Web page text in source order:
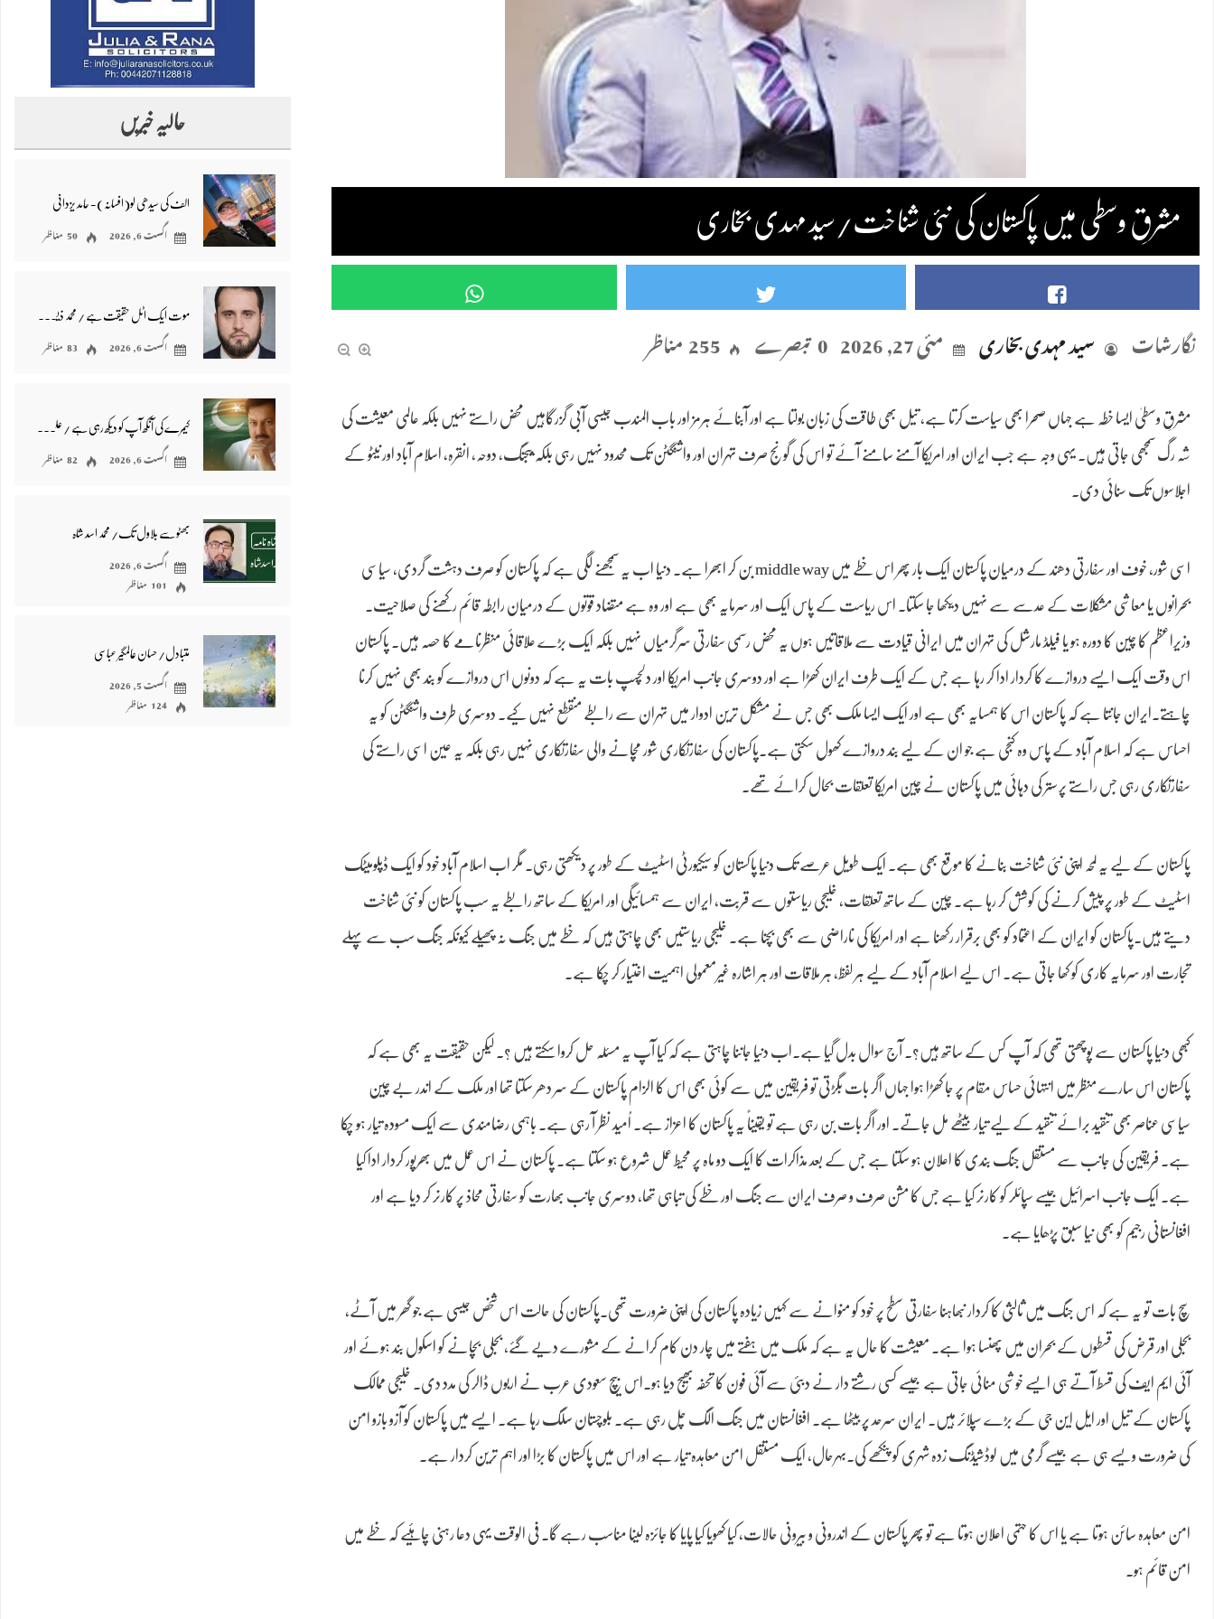
مشرقِ وسطی میں پاکستان کی نئی شناخت/سید مہدی بخاری
نگارشات سید مہدی بخاری مئی 27, 2026 0 تبصرے 255 مناظر
مشرقِ وسطیٰ ایسا خطہ ہے جہاں صحرا بھی سیاست کرتا ہے، تیل بھی طاقت کی زبان بولتا ہے اور آبنائے ہرمز اور باب المندب جیسی آبی گزرگاہیں محض راستے نہیں بلکہ عالمی معیشت کی
شہ رگ سمجھی جاتی ہیں۔ یہی وجہ ہے جب ایران اور امریکا آمنے سامنے آئے تو اس کی گونج صرف تہران اور واشنگٹن تک محدود نہیں رہی بلکہ بیجنگ، دوحہ، انقرہ، اسلام آباد اور نیٹو کے
اجلاسوں تک سنائی دی۔
اسی شور، خوف اور سفارتی دھند کے درمیان پاکستان ایک بار پھر اس خطے میں middle way بن کر ابھرا ہے۔ دنیا اب یہ سمجھنے لگی ہے کہ پاکستان کو صرف دہشت گردی، سیاسی
بحرانوں یا معاشی مشکلات کے عدسے سے نہیں دیکھا جا سکتا۔ اس ریاست کے پاس ایک اور سرمایہ بھی ہے اور وہ ہے متضاد قوتوں کے درمیان رابطہ قائم رکھنے کی صلاحیت۔
وزیراعظم کا چین کا دورہ ہو یا فیلڈ مارشل کی تہران میں ایرانی قیادت سے ملاقاتیں ہوں یہ محض رسمی سفارتی سرگرمیاں نہیں بلکہ ایک بڑے علاقائی منظرنامے کا حصہ ہیں۔ پاکستان
اس وقت ایک ایسے دروازے کا کردار ادا کر رہا ہے جس کے ایک طرف ایران کھڑا ہے اور دوسری جانب امریکا اور دلچسپ بات یہ ہے کہ دونوں اس دروازے کو بند بھی نہیں کرنا
چاہتے۔ایران جانتا ہے کہ پاکستان اس کا ہمسایہ بھی ہے اور ایک ایسا ملک بھی جس نے مشکل ترین ادوار میں تہران سے رابطے منقطع نہیں کیے۔ دوسری طرف واشنگٹن کو یہ
احساس ہے کہ اسلام آباد کے پاس وہ کنجی ہے جو ان کے لیے بند دروازے کھول سکتی ہے۔پاکستان کی سفارتکاری شور مچانے والی سفارتکاری نہیں رہی بلکہ یہ عین اسی راستے کی
سفارتکاری رہی جس راستے پر ستر کی دہائی میں پاکستان نے چین امریکا تعلقات بحال کرائے تھے۔
پاکستان کے لیے یہ لمحہ اپنی نئی شناخت بنانے کا موقع بھی ہے۔ ایک طویل عرصے تک دنیا پاکستان کو سیکیورٹی اسٹیٹ کے طور پر دیکھتی رہی۔ مگر اب اسلام آباد خود کو ایک ڈپلومیٹک
اسٹیٹ کے طور پر پیش کرنے کی کوشش کر رہا ہے۔ چین کے ساتھ تعلقات، خلیجی ریاستوں سے قربت، ایران سے ہمسائیگی اور امریکا کے ساتھ رابطے یہ سب پاکستان کو نئی شناخت
دیتے ہیں۔پاکستان کو ایران کے اعتماد کو بھی برقرار رکھنا ہے اور امریکا کی ناراضی سے بھی بچنا ہے۔ خلیجی ریاستیں بھی چاہتی ہیں کہ خطے میں جنگ نہ پھیلے کیونکہ جنگ سب سے پہلے
تجارت اور سرمایہ کاری کو کھا جاتی ہے۔ اس لیے اسلام آباد کے لیے ہر لفظ، ہر ملاقات اور ہر اشارہ غیرمعمولی اہمیت اختیار کر چکا ہے۔
کبھی دنیا پاکستان سے پوچھتی تھی کہ آپ کس کے ساتھ ہیں؟۔ آج سوال بدل گیا ہے۔اب دنیا جاننا چاہتی ہے کہ کیا آپ یہ مسئلہ حل کروا سکتے ہیں ؟۔ لیکن حقیقت یہ بھی ہے کہ
پاکستان اس سارے منظر میں انتہائی حساس مقام پر جا کھڑا ہوا جہاں اگر بات بگڑتی تو فریقین میں سے کوئی بھی اس کا الزام پاکستان کے سر دھر سکتا تھا اور ملک کے اندر بے چین
سیاسی عناصر بھی تنقید برائے تنقید کے لیے تیار بیٹھے مل جاتے۔ اور اگر بات بن رہی ہے تو یقیناً یہ پاکستان کا اعزاز ہے۔ اُمید نظر آ رہی ہے۔ باہمی رضامندی سے ایک مسودہ تیار ہو چکا
ہے۔ فریقین کی جانب سے مستقل جنگ بندی کا اعلان ہو سکتا ہے جس کے بعد مذاکرات کا ایک دو ماہ پر محیط عمل شروع ہو سکتا ہے۔ پاکستان نے اس عمل میں بھرپور کردار ادا کیا
ہے۔ ایک جانب اسرائیل جیسے سپائلر کو کارنر کیا ہے جس کا مشن صرف و صرف ایران سے جنگ اور خطے کی تباہی تھا، دوسری جانب بھارت کو سفارتی محاذ پر کارنر کر دیا ہے اور
افغانستانی رجیم کو بھی نیا سبق پڑھایا ہے۔
سچ بات تو یہ ہے کہ اس جنگ میں ثالثی کا کردار نبھاہنا سفارتی سطح پر خود کو منوانے سے کہیں زیادہ پاکستان کی اپنی ضرورت تھی۔پاکستان کی حالت اس شخص جیسی ہے جو گھر میں آٹے،
بجلی اور قرض کی قسطوں کے بحران میں پھنسا ہوا ہے۔ معیشت کا حال یہ ہے کہ ملک میں ہفتے میں چار دن کام کرانے کے مشورے دیے گئے، بجلی بچانے کو اسکول بند ہوئے اور
آئی ایم ایف کی قسط آتے ہی ایسے خوشی منائی جاتی ہے جیسے کسی رشتے دار نے دبئی سے آئی فون کا تحفہ بھیج دیا ہو۔اس بیچ سعودی عرب نے اربوں ڈالر کی مدد دی۔ خلیجی ممالک
پاکستان کے تیل اور ایل این جی کے بڑے سپلائر ہیں۔ ایران سرحد پر بیٹھا ہے۔ افغانستان میں جنگ الگ چل رہی ہے۔ بلوچستان سلگ رہا ہے۔ ایسے میں پاکستان کو آزو بازو امن
کی ضرورت ویسے ہی ہے جیسے گرمی میں لوڈشیڈنگ زدہ شہری کو پنکھے کی۔بہرحال، ایک مستقل امن معاہدہ تیار ہے اور اس میں پاکستان کا بڑا اور اہم ترین کردار ہے۔
امن معاہدہ سائن ہوتا ہے یا اس کا حتمی اعلان ہوتا ہے تو پھر پاکستان کے اندرونی و بیرونی حالات، کیا کھویا کیا پایا کا جائزہ لینا مناسب رہے گا۔ فی الوقت یہی دعا رہنی چاہئیے کہ خطے میں
امن قائم ہو۔
حالیہ خبریں
الف کی سیدھی لو(افسانہ)- حامد یزدانی
اگست 6, 2026 50 مناظر
موت ایک اٹل حقیقت ہے / محمد ذیشان بٹ
اگست 6, 2026 83 مناظر
کیمرے کی آنکھ آپ کو دیکھ رہی ہے / علی عباس کاظمی
اگست 6, 2026 82 مناظر
بھٹو سے بلاول تک/ محمد اسد شاہ
اگست 6, 2026
101 مناظر
متبادل/ حسان عالمگیر عباسی
اگست 5, 2026
124 مناظر